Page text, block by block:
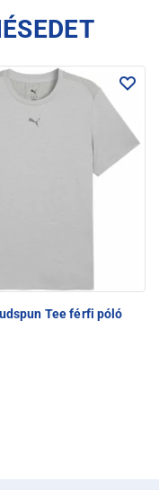
Tee férfi póló